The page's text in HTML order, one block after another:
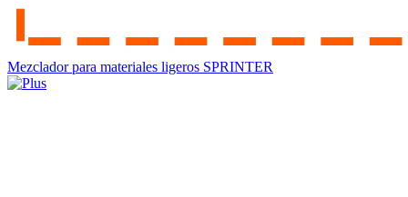
Mezclador para materiales ligeros SPRINTER